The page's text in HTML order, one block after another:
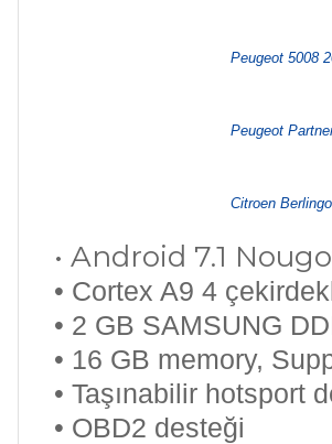
Peugeot 5008
Peugeot
Citroen
• Android 7.1
• Cortex A9 4
• 2 GB SAMSUNG
• 16 GB memory,
• Taşınabilir hotsport
• OBD2 desteği